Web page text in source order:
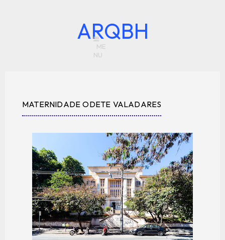
ARQBH
MATERNIDADE ODETE VALADARES